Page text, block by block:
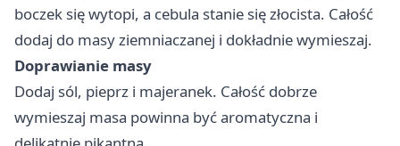
boczek się wytopi, a cebula stanie się złocista. Całość
dodaj do masy ziemniaczanej i dokładnie wymieszaj.
Doprawianie masy
Dodaj sól, pieprz i majeranek. Całość dobrze
wymieszaj masa powinna być aromatyczna i